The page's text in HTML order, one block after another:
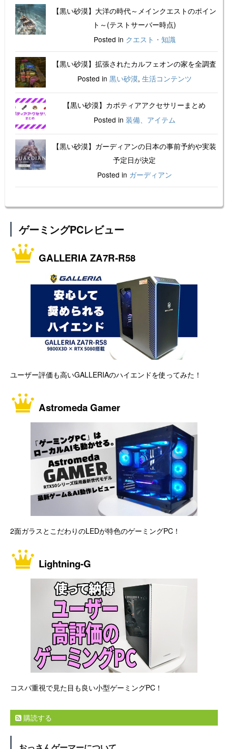
【黒い砂漠】大洋の時代～メインクエストのポイン
ト～(テストサーバー時点)
Posted in クエスト・知識
【黒い砂漠】拡張されたカルフェオンの家を全調査
Posted in 黒い砂漠, 生活コンテンツ
【黒い砂漠】カポティアアクセサリーまとめ
Posted in 装備、アイテム
【黒い砂漠】ガーディアンの日本の事前予約や実装
予定日が決定
Posted in ガーディアン
ゲーミングPCレビュー
GALLERIA ZA7R-R58
ユーザー評価も高いGALLERIAのハイエンドを使ってみた！
Astromeda Gamer
2面ガラスとこだわりのLEDが特色のゲーミングPC！
Lightning-G
コスパ重視で見た目も良い小型ゲーミングPC！
購読する